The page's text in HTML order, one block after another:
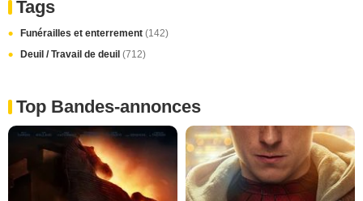
Tags
Funérailles et enterrement (142)
Deuil / Travail de deuil (712)
Top Bandes-annonces